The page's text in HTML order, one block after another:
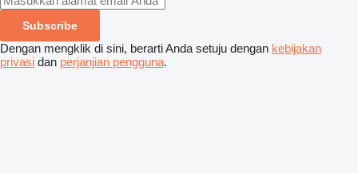
Subscribe
Dengan mengklik di sini, berarti Anda setuju dengan kebijakan
privasi dan perjanjian pengguna.